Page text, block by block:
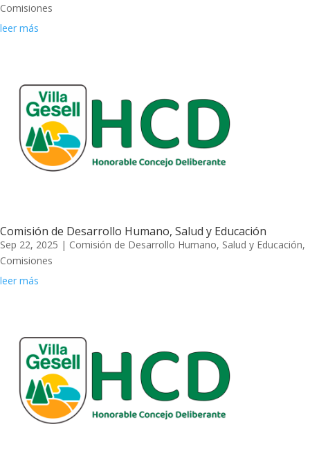
Comisiones
leer más
Comisión de Desarrollo Humano, Salud y Educación
Sep 22, 2025 | Comisión de Desarrollo Humano, Salud y Educación,
Comisiones
leer más